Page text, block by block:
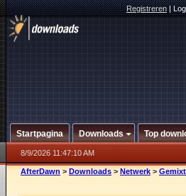
Registreren|
Startpagina Downloads Top
8/9/2026 11:47:10 AM
AfterDawn > Downloads > Netwerk >